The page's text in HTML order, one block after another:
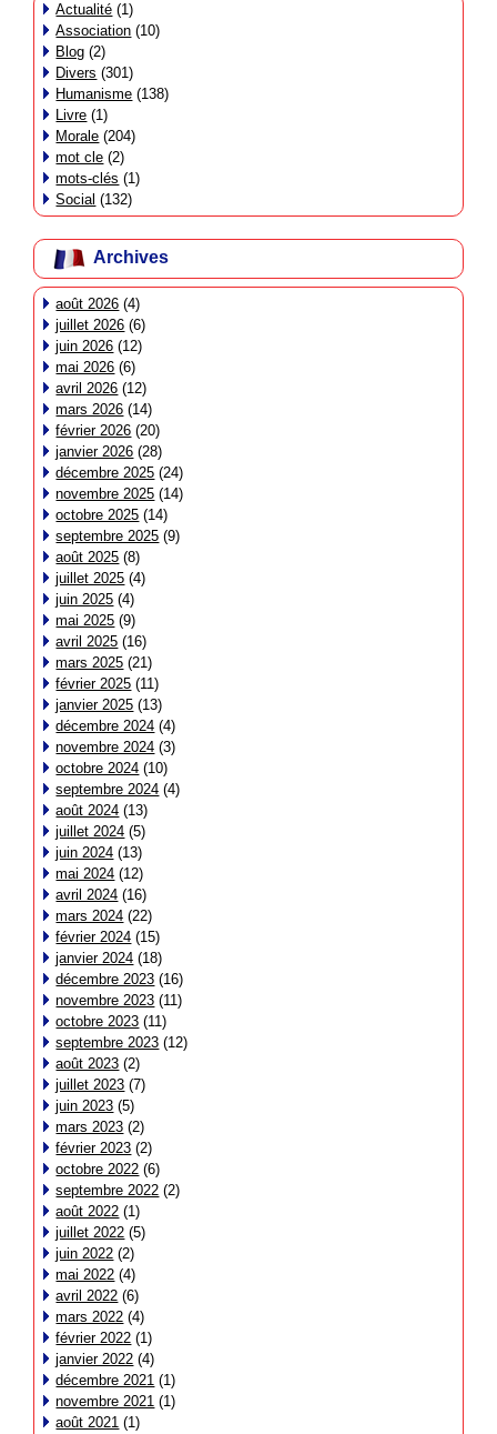
Actualité (1)
Association (10)
Blog (2)
Divers (301)
Humanisme (138)
Livre (1)
Morale (204)
mot cle (2)
mots-clés (1)
Social (132)
Archives
août 2026 (4)
juillet 2026 (6)
juin 2026 (12)
mai 2026 (6)
avril 2026 (12)
mars 2026 (14)
février 2026 (20)
janvier 2026 (28)
décembre 2025 (24)
novembre 2025 (14)
octobre 2025 (14)
septembre 2025 (9)
août 2025 (8)
juillet 2025 (4)
juin 2025 (4)
mai 2025 (9)
avril 2025 (16)
mars 2025 (21)
février 2025 (11)
janvier 2025 (13)
décembre 2024 (4)
novembre 2024 (3)
octobre 2024 (10)
septembre 2024 (4)
août 2024 (13)
juillet 2024 (5)
juin 2024 (13)
mai 2024 (12)
avril 2024 (16)
mars 2024 (22)
février 2024 (15)
janvier 2024 (18)
décembre 2023 (16)
novembre 2023 (11)
octobre 2023 (11)
septembre 2023 (12)
août 2023 (2)
juillet 2023 (7)
juin 2023 (5)
mars 2023 (2)
février 2023 (2)
octobre 2022 (6)
septembre 2022 (2)
août 2022 (1)
juillet 2022 (5)
juin 2022 (2)
mai 2022 (4)
avril 2022 (6)
mars 2022 (4)
février 2022 (1)
janvier 2022 (4)
décembre 2021 (1)
novembre 2021 (1)
août 2021 (1)